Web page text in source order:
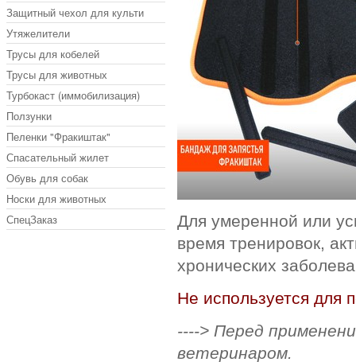
Защитный чехол для культи
Утяжелители
Трусы для кобелей
Трусы для животных
Турбокаст (иммобилизация)
Ползунки
Пеленки "Фракиштак"
Спасательный жилет
Обувь для собак
Носки для животных
СпецЗаказ
Для умеренной или
время тренировок,
хронических
Не используется для
----> Перед
ветеринаром.